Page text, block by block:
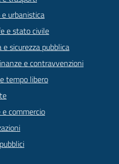
urbanistica
e stato civile
e sicurezza pubblica
e contravvenzioni
tempo libero
e commercio